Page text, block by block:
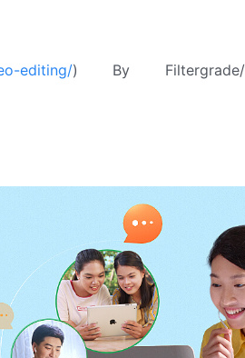
editing/) By